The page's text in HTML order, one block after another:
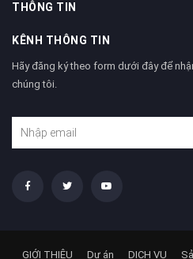
THÔNG TIN
KÊNH THÔNG TIN
Hãy đăng ký theo form dưới đây để
chúng tôi.
GIỚI THIỆU Dự án DỊCH VỤ